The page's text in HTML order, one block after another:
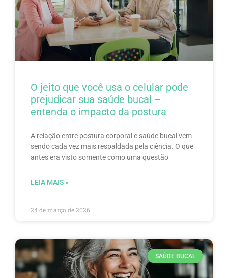
O jeito que você usa o celular pode
prejudicar sua saúde bucal –
entenda o impacto da postura
A relação entre postura corporal e saúde bucal vem
sendo cada vez mais respaldada pela ciência. O que
antes era visto somente como uma questão
LEIA MAIS »
24 de março de 2026
SAÚDE BUCAL